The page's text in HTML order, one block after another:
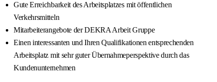
Gute Erreichbarkeit des Arbeitsplatzes mit öffentlichen
Verkehrsmitteln
Mitarbeiterangebote der DEKRA Arbeit Gruppe
Einen interessanten und Ihren Qualifikationen entsprechenden
Arbeitsplatz mit sehr guter Übernahmeperspektive durch das
Kundenunternehmen